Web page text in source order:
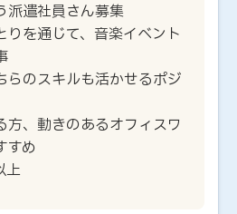
遣社員さん募集
を通じて、音楽イベント
のスキルも活かせるポジ
、動きのあるオフィスワ
すめ
上